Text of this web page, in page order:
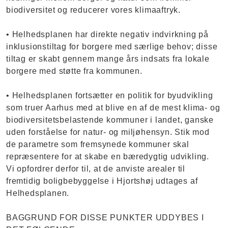
biodiversitet og reducerer vores klimaaftryk.
• Helhedsplanen har direkte negativ indvirkning på
inklusionstiltag for borgere med særlige behov; disse
tiltag er skabt gennem mange års indsats fra lokale
borgere med støtte fra kommunen.
• Helhedsplanen fortsætter en politik for byudvikling
som truer Aarhus med at blive en af de mest klima- og
biodiversitetsbelastende kommuner i landet, ganske
uden forståelse for natur- og miljøhensyn. Stik mod
de parametre som fremsynede kommuner skal
repræsentere for at skabe en bæredygtig udvikling.
Vi opfordrer derfor til, at de anviste arealer til
fremtidig boligbebyggelse i Hjortshøj udtages af
Helhedsplanen.
BAGGRUND FOR DISSE PUNKTER UDDYBES I